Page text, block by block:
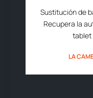
Sustitución de
Recupera la
tablet
LA